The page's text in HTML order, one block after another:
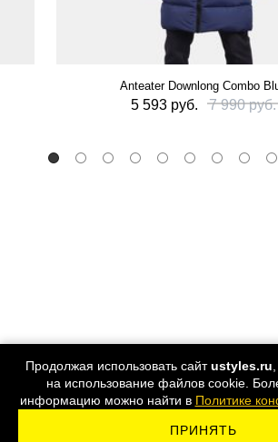
Anteater Downlong Combo
5 593 руб. 7 990 руб.
Продолжая использовать сайтustyles.ru
на использование файлов cookie.
информацию можно найти в Политике
ПРИНЯТЬ